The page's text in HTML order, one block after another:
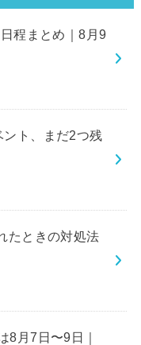
程まとめ｜8月9
ント、まだ2つ残
たときの対処法
8月7日〜9日｜